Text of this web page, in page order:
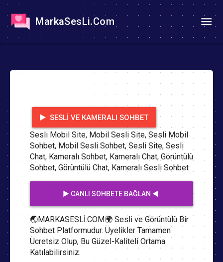
MarkaSesLi.Com
SESLI VE KAMERALI SOHBET
Sesli Mobil Site, Mobil Sesli Site, Sesli Mobil
Sohbet, Mobil Sesli Sohbet, Sesli Site, Sesli
Chat, Kameralı Sohbet, Kameralı Chat, Görüntülü
Sohbet, Görüntülü Chat, Kameralı Sesli Sohbet
▶️ CANLI SOHBETE BAĞLAN ◀️
🌏MARKASESLİ.COM🌍 Sesli ve Görüntülü Bir
Sohbet Platformudur. Üyelikler Tamamen
Ücretsiz Olup, Bu Güzel-Kaliteli Ortama
Katılabilirsiniz.